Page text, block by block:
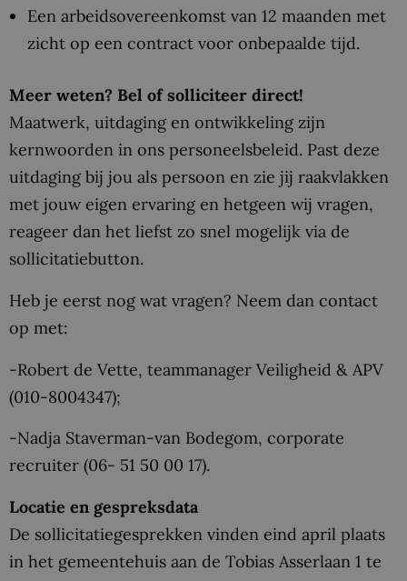
Een arbeidsovereenkomst van 12 maanden met
zicht op een contract voor onbepaalde tijd.
Meer weten? Bel of solliciteer direct!
Maatwerk, uitdaging en ontwikkeling zijn
kernwoorden in ons personeelsbeleid. Past deze
uitdaging bij jou als persoon en zie jij raakvlakken
met jouw eigen ervaring en hetgeen wij vragen,
reageer dan het liefst zo snel mogelijk via de
sollicitatiebutton.
Heb je eerst nog wat vragen? Neem dan contact
op met:
-Robert de Vette, teammanager Veiligheid & APV
(010-8004347);
-Nadja Staverman-van Bodegom, corporate
recruiter (06- 51 50 00 17).
Locatie en gespreksdata
De sollicitatiegesprekken vinden eind april plaats
in het gemeentehuis aan de Tobias Asserlaan 1 te